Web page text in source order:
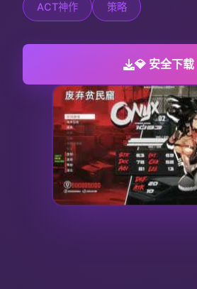
ACT神作 策略
💎 安全下载